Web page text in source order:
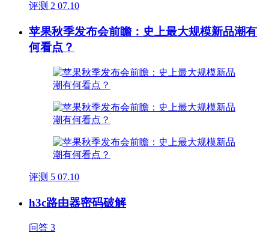
评测 2 07.10
苹果秋季发布会前瞻：史上最大规模新品潮有
何看点？
评测 5 07.10
h3c路由器密码破解
问答 3